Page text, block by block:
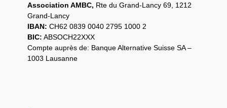
Association AMBC, Rte du Grand-Lancy 69, 1212
Grand-Lancy
IBAN: CH62 0839 0040 2795 1000 2
BIC: ABSOCH22XXX
Compte auprès de: Banque Alternative Suisse SA –
1003 Lausanne